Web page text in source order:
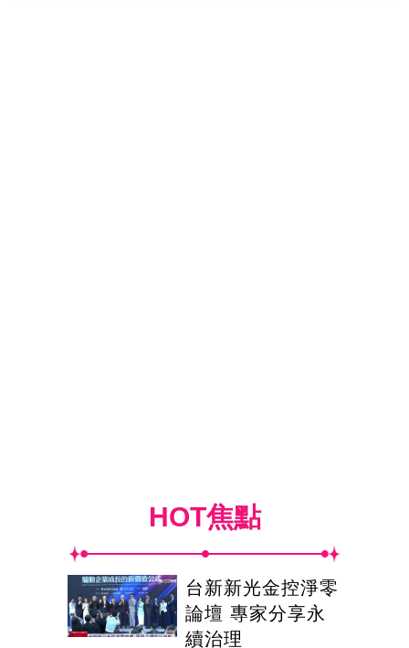
HOT焦點
台新新光金控淨零
論壇 專家分享永
續治理